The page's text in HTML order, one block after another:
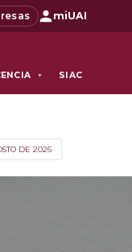
miUAI
▼ SIAC
DE 2026